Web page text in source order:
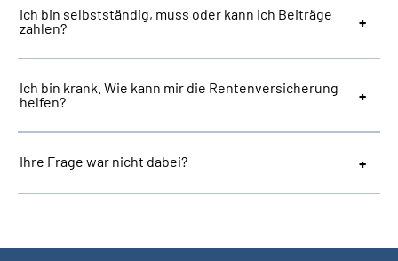
Ich bin selbstständig, muss oder kann ich Beiträge
zahlen?
Ich bin krank. Wie kann mir die Rentenversicherung
helfen?
Ihre Frage war nicht dabei?